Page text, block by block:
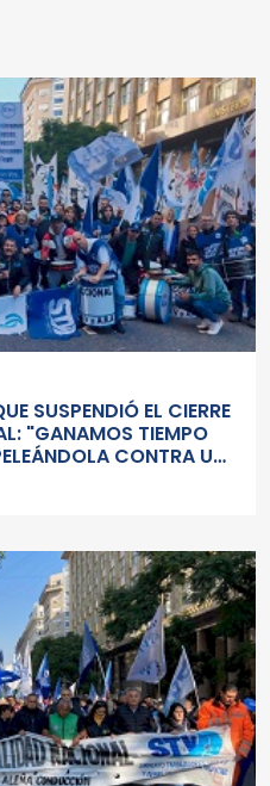
SUSPENDIÓ EL CIERRE
"GANAMOS TIEMPO
CONTRA UN